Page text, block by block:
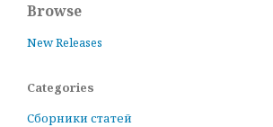
Browse
New Releases
Categories
Сборники статей